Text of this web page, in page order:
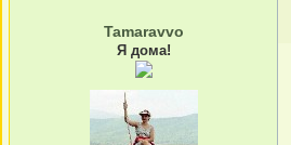
Tamaravvo
Я дома!